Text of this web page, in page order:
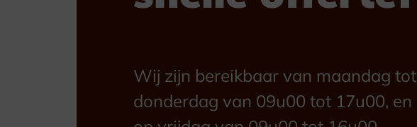
Wij zijn bereikbaar van maandag tot
donderdag van 09u00 tot 17u00, en